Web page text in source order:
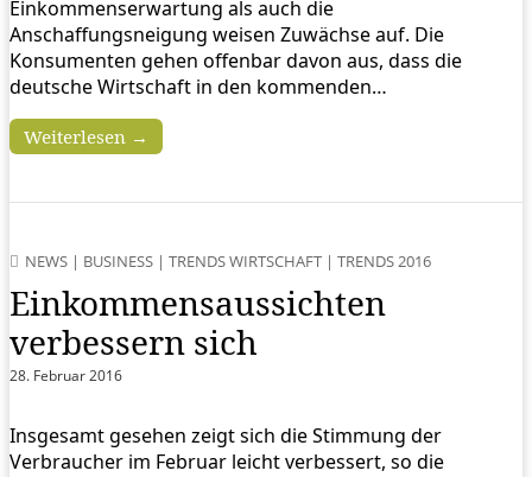
Einkommenserwartung als auch die
Anschaffungsneigung weisen Zuwächse auf. Die
Konsumenten gehen offenbar davon aus, dass die
deutsche Wirtschaft in den kommenden…
Weiterlesen →
NEWS | BUSINESS | TRENDS WIRTSCHAFT | TRENDS 2016
Einkommensaussichten
verbessern sich
28. Februar 2016
Insgesamt gesehen zeigt sich die Stimmung der
Verbraucher im Februar leicht verbessert, so die